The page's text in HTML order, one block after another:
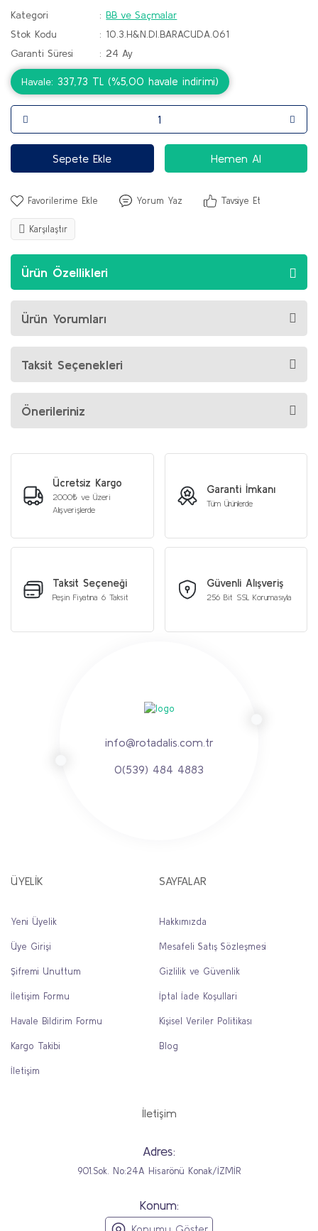
Kategori
BB ve Saçmalar
Stok Kodu
10.3.H&N.DI.BARACUDA.061
Garanti Süresi
24 Ay
Havale 337,73 TL (%5,00 havale indirimi)
Sepete Ekle Hemen Al
Yorum Yaz Tavsiye Et
Karşılaştır
Ürün Özellikleri
Ürün Yorumları
Taksit Seçenekleri
Önerileriniz
Ücretsiz Kargo
2000₺ ve Üzeri
Alışverişlerde
Garanti İmkanı
Tüm Ürünlerde
Taksit Seçeneği
Peşin Fiyatına 6 Taksit
Güvenli Alışveriş
256 Bit SSL Korumasıyla
info@rotadalis.com.tr
0(539) 484 4883
ÜYELİK
Yeni Üyelik
Üye Girişi
Şifremi Unuttum
İletişim Formu
Havale Bildirim Formu
Kargo Takibi
İletişim
SAYFALAR
Hakkımızda
Mesafeli Satış Sözleşmesi
Gizlilik ve Güvenlik
İptal İade Koşullari
Kişisel Veriler Politikası
Blog
İletişim
Adres:
901.Sok. No:24A Hisarönü Konak/İZMİR
Konum: